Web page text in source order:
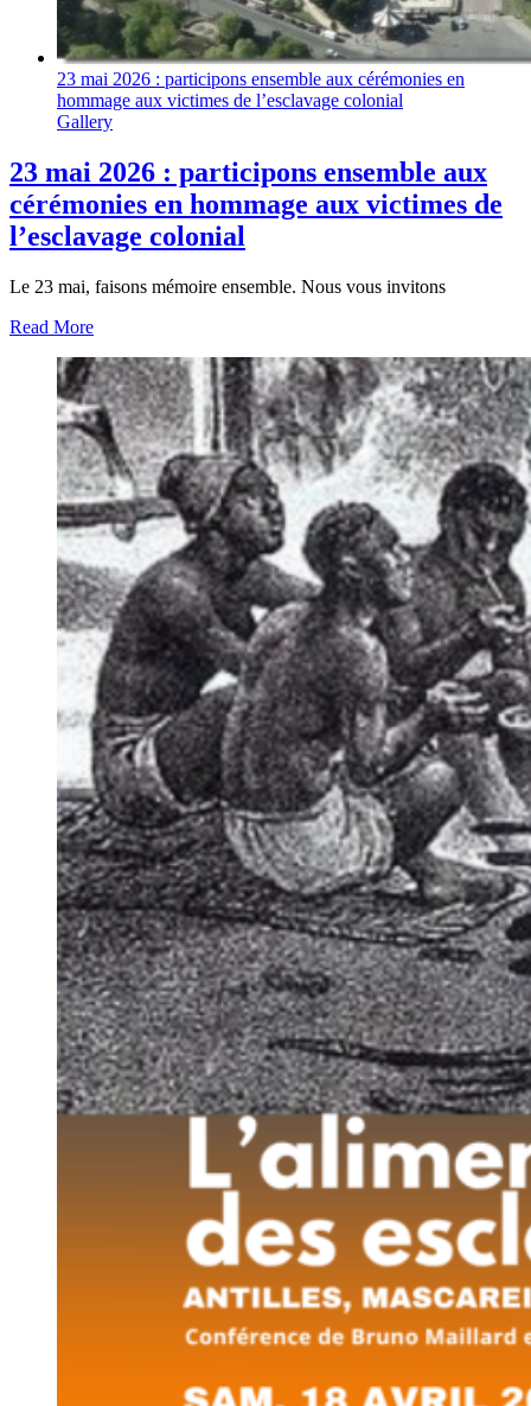
23 mai 2026 : participons ensemble aux cérémonies en
hommage aux victimes de l’esclavage colonial
Gallery
23 mai 2026 : participons ensemble aux
cérémonies en hommage aux victimes de
l’esclavage colonial
Le 23 mai, faisons mémoire ensemble. Nous vous invitons
Read More